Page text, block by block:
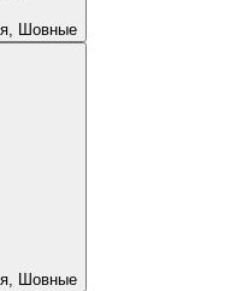
Магнитные, Моющиеся, Самоклеящиеся, Шовные
Магнитные, Моющиеся, Самоклеящиеся, Шовные